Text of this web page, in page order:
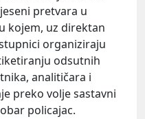
pretvara u
kojem, uz direktan
organiziraju
odsutnih
analitičara i
preko volje sastavni
policajac.